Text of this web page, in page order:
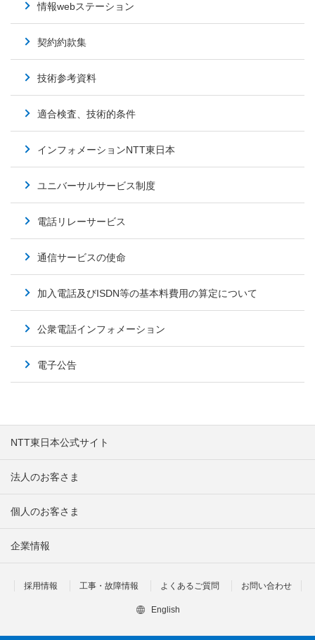
情報webステーション
契約約款集
技術参考資料
適合検査、技術的条件
インフォメーションNTT東日本
ユニバーサルサービス制度
電話リレーサービス
通信サービスの使命
加入電話及びISDN等の基本料費用の算定について
公衆電話インフォメーション
電子公告
NTT東日本公式サイト
法人のお客さま
個人のお客さま
企業情報
採用情報 工事・故障情報 よくあるご質問 お問い合わせ
English